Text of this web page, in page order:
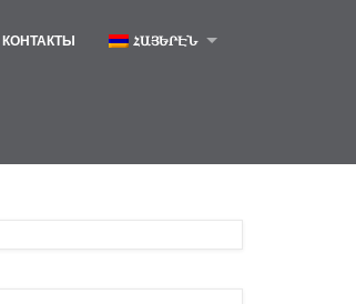
КОНТАКТЫ ՀԱՅԵՐԷՆ